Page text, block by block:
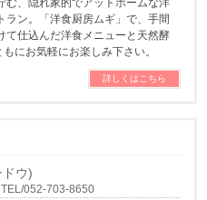
む、隠れ家的でアットホームな洋
ラン。「洋食厨房ムギ」で、手間
て仕込んだ洋食メニューと天然酵
にお気軽にお楽しみ下さい。
詳しくはこちら
ウ)
052-703-8650